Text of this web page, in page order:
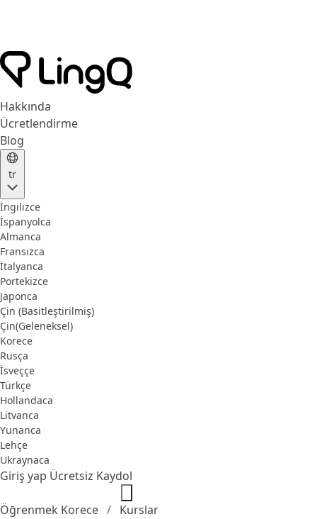
Hakkında
Ücretlendirme
Blog
tr
İngilizce
İspanyolca
Almanca
Fransızca
İtalyanca
Portekizce
Japonca
Çin (Basitleştirilmiş)
Çin(Geleneksel)
Korece
Rusça
İsveççe
Türkçe
Hollandaca
Litvanca
Yunanca
Lehçe
Ukraynaca
Giriş yap Ücretsiz Kaydol
Öğrenmek Korece Kurslar